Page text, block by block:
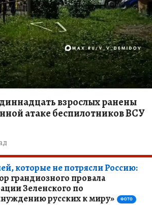
взрослых ранены
атаке беспилотников ВСУ
которые не потрясли Россию:
грандиозного провала
Зеленского по
русских к миру»
ФОТО